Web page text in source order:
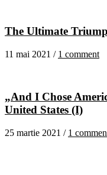
The Ultimate
11 mai 2021 / 1 comment
„And I Chose
United States (I)
25 martie 2021 / 1